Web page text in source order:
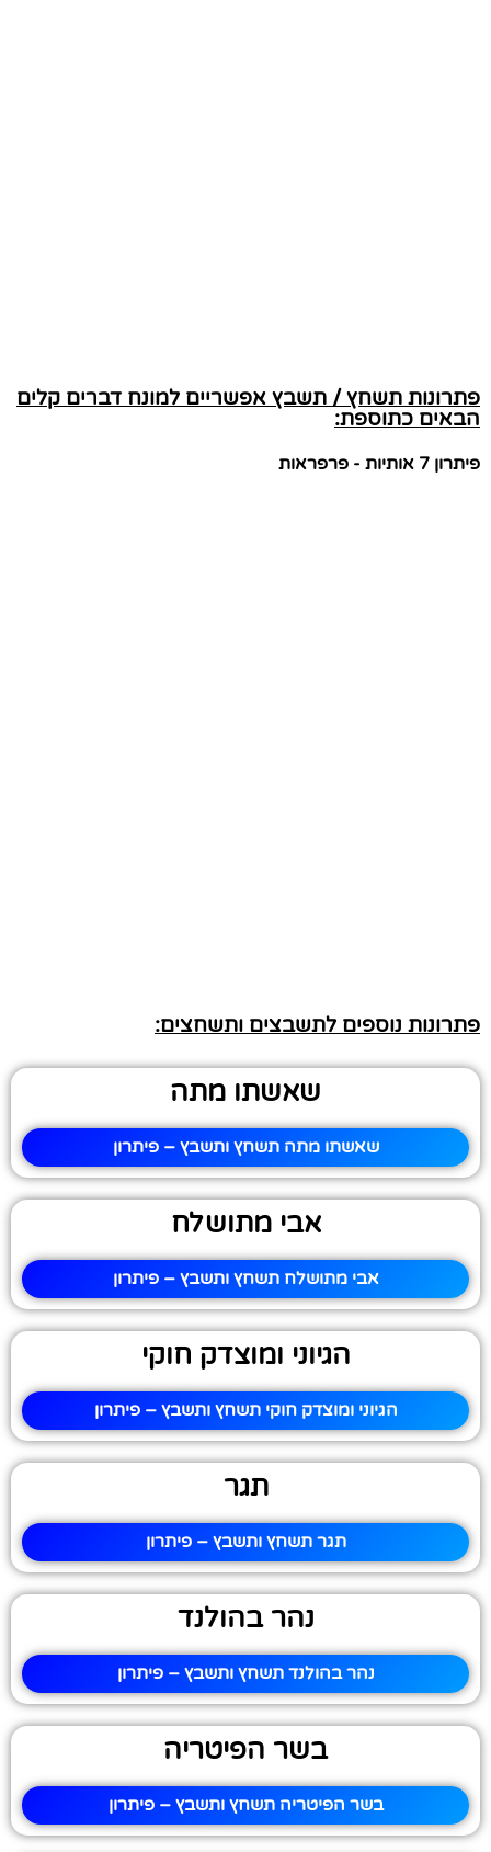
פתרונות תשחץ / תשבץ אפשריים למונח דברים קלים
הבאים כתוספת:
פיתרון 7 אותיות - פרפראות
פתרונות נוספים לתשבצים ותשחצים:
שאשתו מתה
שאשתו מתה תשחץ ותשבץ – פיתרון
אבי מתושלח
אבי מתושלח תשחץ ותשבץ – פיתרון
הגיוני ומוצדק חוקי
הגיוני ומוצדק חוקי תשחץ ותשבץ – פיתרון
תגר
תגר תשחץ ותשבץ – פיתרון
נהר בהולנד
נהר בהולנד תשחץ ותשבץ – פיתרון
בשר הפיטריה
בשר הפיטריה תשחץ ותשבץ – פיתרון